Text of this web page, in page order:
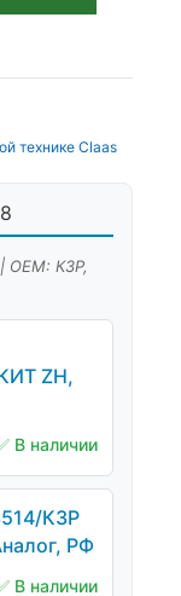
технике Claas
OEM: КЗР,
ZH,
В наличии
КЗР
РФ
В наличии